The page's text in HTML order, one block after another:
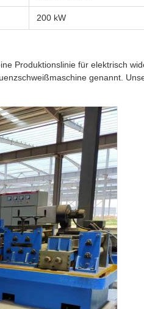
200 kW
Produktionslinie für elektrisch
genannt.